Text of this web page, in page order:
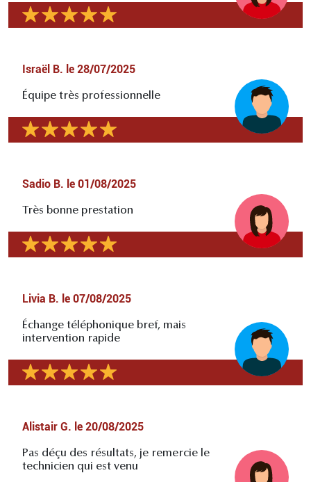
Israël B. le 28/07/2025
Équipe très professionnelle
Sadio B. le 01/08/2025
Très bonne prestation
Livia B. le 07/08/2025
Échange téléphonique bref, mais
intervention rapide
Alistair G. le 20/08/2025
Pas déçu des résultats, je remercie le
technicien qui est venu